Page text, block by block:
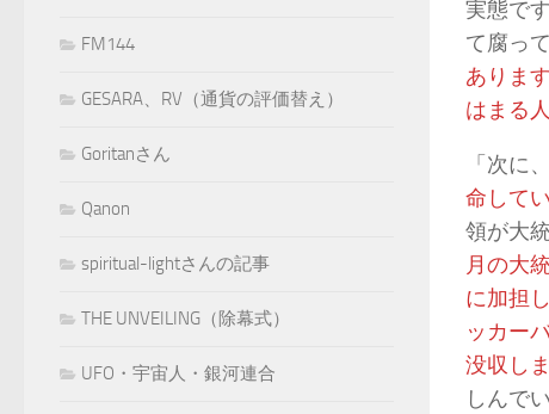
実態で
て腐っ
ありま
はまる
「次に、
命して
領が大
月の大
に加担
ッカー
没収しま
しんで
FM144
GESARA、RV（通貨の評価替え）
Goritanさん
Qanon
spiritual-lightさんの記事
THE UNVEILING（除幕式）
UFO・宇宙人・銀河連合